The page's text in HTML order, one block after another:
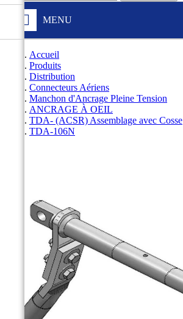
MENU
Accueil
Produits
Distribution
Connecteurs Aériens
Manchon d'Ancrage Pleine Tension
ANCRAGE À OEIL
TDA- (ACSR) Assemblage avec Cosse
TDA-106N